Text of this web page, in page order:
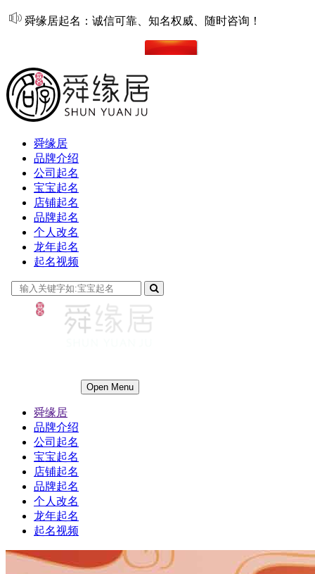
舜缘居起名：诚信可靠、知名权威、随时咨询！
舜缘居
品牌介绍
公司起名
宝宝起名
店铺起名
品牌起名
个人改名
龙年起名
起名视频
Open Menu
舜缘居
品牌介绍
公司起名
宝宝起名
店铺起名
品牌起名
个人改名
龙年起名
起名视频